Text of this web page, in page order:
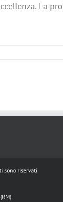
La
sono riservati